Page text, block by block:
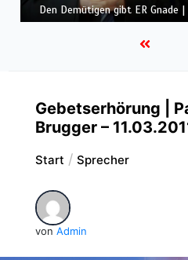
Gemeinde und Freude | Pastor
Gebetserhörung |
Brugger –
Start Sprecher
von Admin